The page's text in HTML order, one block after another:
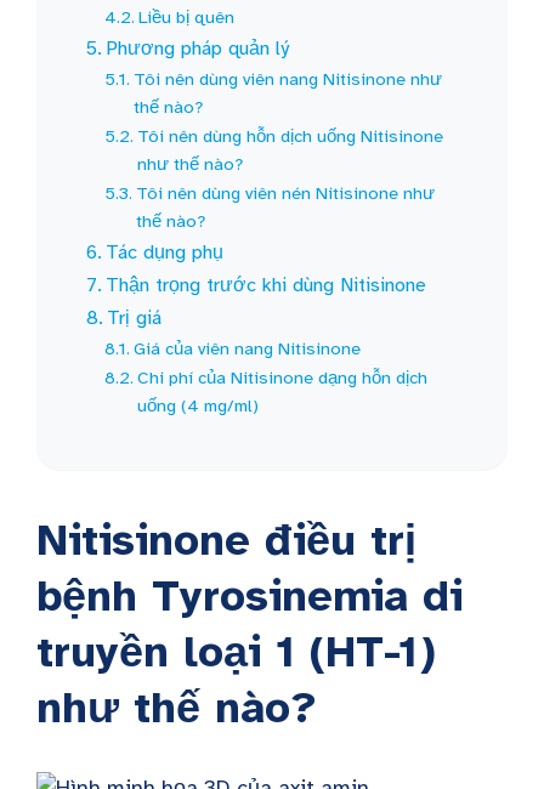
Liều bị quên
Phương pháp quản lý
Tôi nên dùng viên nang Nitisinone như
thế nào?
Tôi nên dùng hỗn dịch uống Nitisinone
như thế nào?
Tôi nên dùng viên nén Nitisinone như
thế nào?
Tác dụng phụ
Thận trọng trước khi dùng Nitisinone
Trị giá
Giá của viên nang Nitisinone
Chi phí của Nitisinone dạng hỗn dịch
uống (4 mg/ml)
Nitisinone điều trị
bệnh Tyrosinemia di
truyền loại 1 (HT-1)
như thế nào?